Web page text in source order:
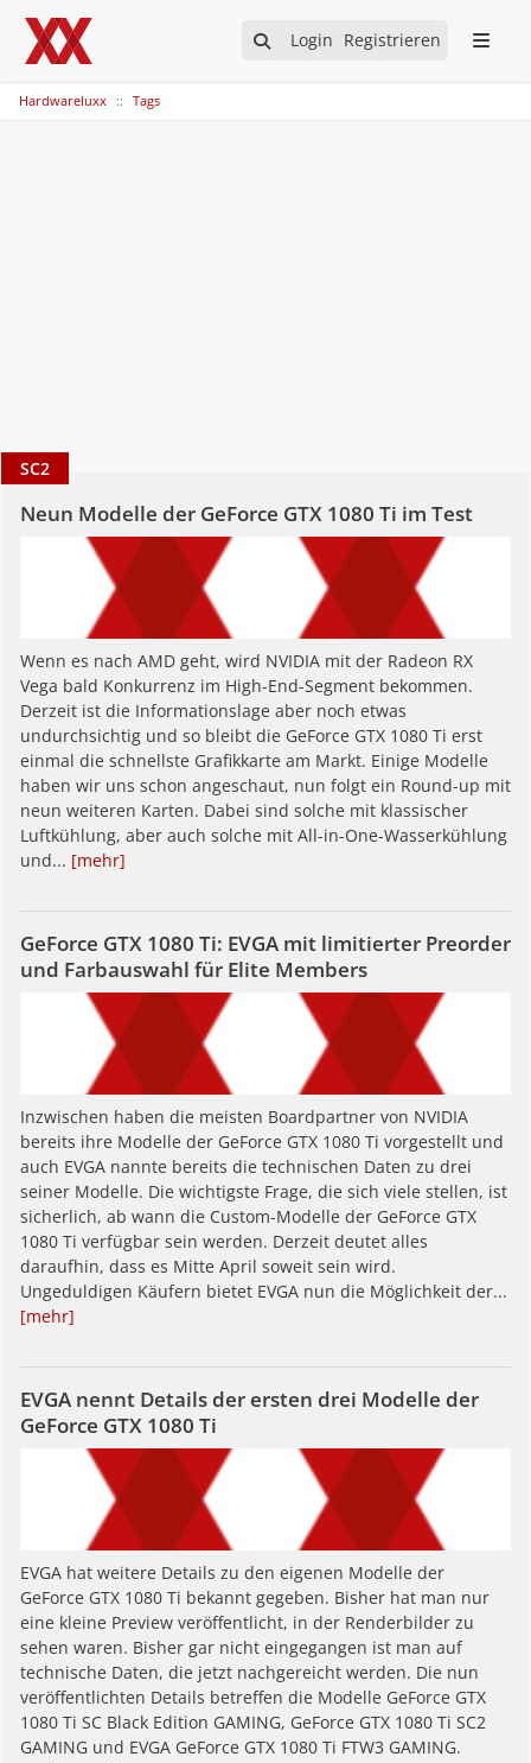
Login Registrieren
Hardwareluxx Tags
SC2
Neun Modelle der GeForce GTX 1080 Ti im Test
Wenn es nach AMD geht, wird NVIDIA mit der Radeon RX
Vega bald Konkurrenz im High-End-Segment bekommen.
Derzeit ist die Informationslage aber noch etwas
undurchsichtig und so bleibt die GeForce GTX 1080 Ti erst
einmal die schnellste Grafikkarte am Markt. Einige Modelle
haben wir uns schon angeschaut, nun folgt ein Round-up mit
neun weiteren Karten. Dabei sind solche mit klassischer
Luftkühlung, aber auch solche mit All-in-One-Wasserkühlung
und... [mehr]
GeForce GTX 1080 Ti: EVGA mit limitierter Preorder
und Farbauswahl für Elite Members
Inzwischen haben die meisten Boardpartner von NVIDIA
bereits ihre Modelle der GeForce GTX 1080 Ti vorgestellt und
auch EVGA nannte bereits die technischen Daten zu drei
seiner Modelle. Die wichtigste Frage, die sich viele stellen, ist
sicherlich, ab wann die Custom-Modelle der GeForce GTX
1080 Ti verfügbar sein werden. Derzeit deutet alles
daraufhin, dass es Mitte April soweit sein wird.
Ungeduldigen Käufern bietet EVGA nun die Möglichkeit der...
[mehr]
EVGA nennt Details der ersten drei Modelle der
GeForce GTX 1080 Ti
EVGA hat weitere Details zu den eigenen Modelle der
GeForce GTX 1080 Ti bekannt gegeben. Bisher hat man nur
eine kleine Preview veröffentlicht, in der Renderbilder zu
sehen waren. Bisher gar nicht eingegangen ist man auf
technische Daten, die jetzt nachgereicht werden. Die nun
veröffentlichten Details betreffen die Modelle GeForce GTX
1080 Ti SC Black Edition GAMING, GeForce GTX 1080 Ti SC2
GAMING und EVGA GeForce GTX 1080 Ti FTW3 GAMING.